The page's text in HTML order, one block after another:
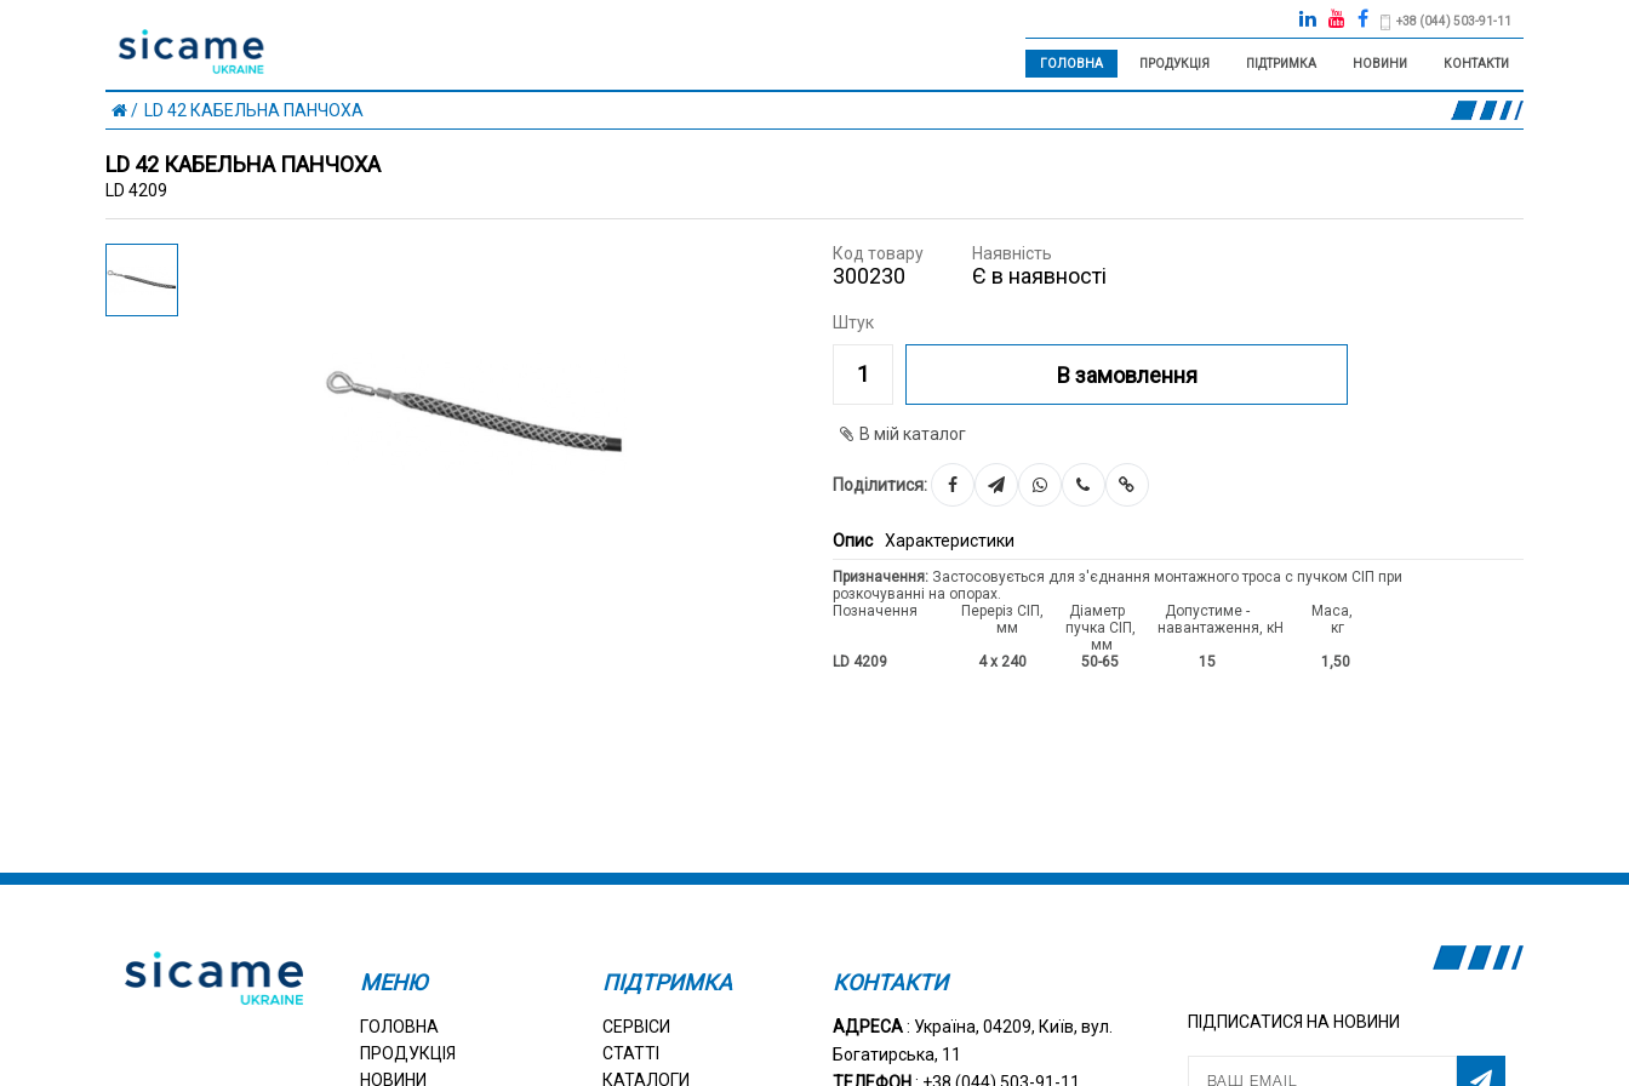
+38 (044) 503-91-11
ГОЛОВНА ПРОДУКЦІЯ ПІДТРИМКА НОВИНИ КОНТАКТИ
LD 42 КАБЕЛЬНА ПАНЧОХА
LD 42 КАБЕЛЬНА ПАНЧОХА
LD 4209
Код товару
300230
Наявність
Є в наявності
Штук
В замовлення
В мій каталог
Поділитися:
Опис Характеристики
Призначення: Застосовується для з'єднання монтажного троса с пучком СІП при
розкочуванні на опорах.
Позначення Переріз СІП, Діаметр Допустиме - Маса,
мм пучка СІП, навантаження, кН кг
мм
LD 4209 4 x 240 50-65 15 1,50
МЕНЮ
ГОЛОВНА
ПРОДУКЦІЯ
НОВИНИ
ПІДТРИМКА
СЕРВІСИ
СТАТТІ
КАТАЛОГИ
КОНТАКТИ
АДРЕСА: Україна, 04209, Київ, вул.
Богатирська, 11
ТЕЛЕФОН: +38 (044) 503-91-11
ПІДПИСАТИСЯ НА НОВИНИ